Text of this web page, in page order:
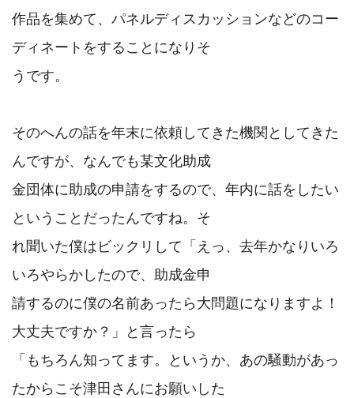
作品を集めて、パネルディスカッションなどのコー
ディネートをすることになりそ
うです。
そのへんの話を年末に依頼してきた機関としてきた
んですが、なんでも某文化助成
金団体に助成の申請をするので、年内に話をしたい
ということだったんですね。そ
れ聞いた僕はビックリして「えっ、去年かなりいろ
いろやらかしたので、助成金申
請するのに僕の名前あったら大問題になりますよ！
大丈夫ですか？」と言ったら
「もちろん知ってます。というか、あの騒動があっ
たからこそ津田さんにお願いした